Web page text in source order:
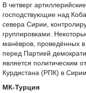
В четверг
господствующие над
севера Сирии,
группировками.
манёвров, проведённых в
перед Партией
является политическим
Курдистана (РПК) в
МК-Турция